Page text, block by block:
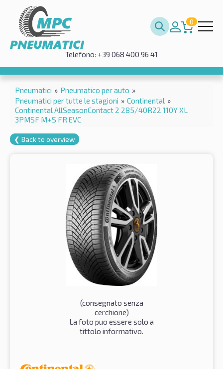
0
Telefono: +39 068 400 96 41
Pneumatici » Pneumatico per auto »
Pneumatici per tutte le stagioni » Continental »
Continental AllSeasonContact 2 285/40R22 110Y XL
3PMSF M+S FR EVC
❮ Back to overview
(consegnato senza
cerchione)
La foto puo essere solo a
tittolo informativo.